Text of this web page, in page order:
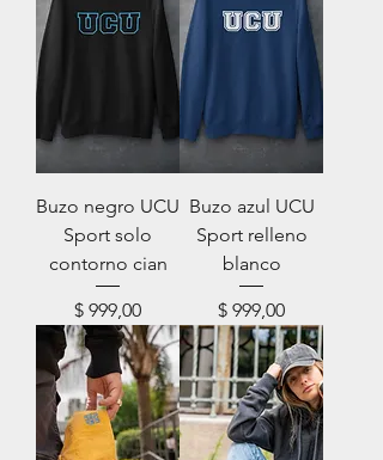
Buzo negro UCU
Sport solo
contorno cian
Precio
$ 999,00
Buzo azul UCU
Sport relleno
blanco
Precio
$ 999,00